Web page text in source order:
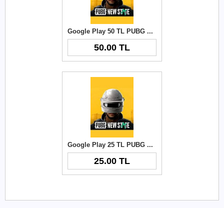
Google Play 50 TL PUBG New State NC
50.00 TL
Google Play 25 TL PUBG New State NC
25.00 TL